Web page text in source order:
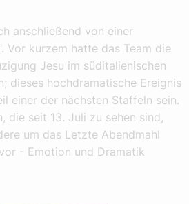
anschließend von einer
Vor kurzem hatte das Team die
Jesu im süditalienischen
dieses hochdramatische Ereignis
einer der nächsten Staffeln sein.
die seit 13. Juli zu sehen sind,
um das Letzte Abendmahl
- Emotion und Dramatik